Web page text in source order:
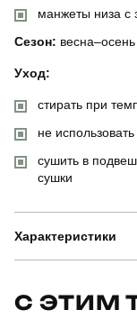
манжеты низа с
Сезон: весна–осень
Уход:
стирать при
не
сушить в
сушки
Характеристики
С ЭТИМ